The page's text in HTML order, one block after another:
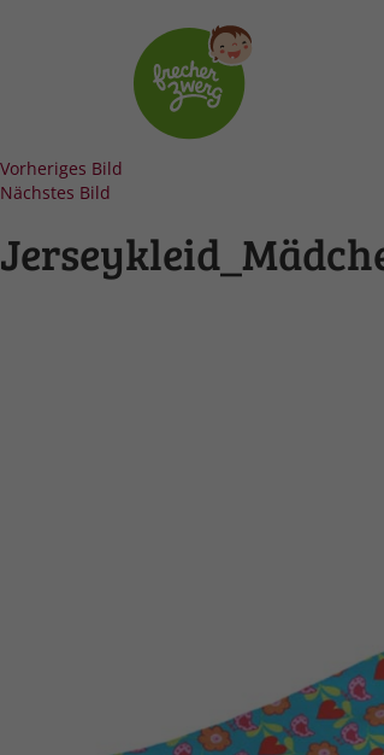
Vorheriges Bild
Nächstes Bild